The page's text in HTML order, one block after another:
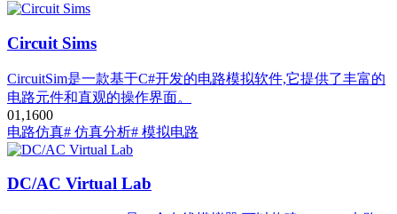
Circuit Sims
CircuitSim是一款基于C#开发的电路模拟软件,它提供了丰富的
电路元件和直观的操作界面。
01,1600
电路仿真# 仿真分析# 模拟电路
DC/AC Virtual Lab